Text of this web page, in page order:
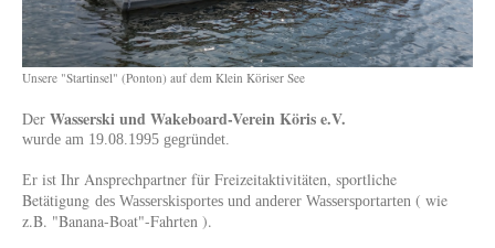
Unsere "Startinsel" (Ponton) auf dem Klein Köriser See
Der Wasserski und Wakeboard-Verein Köris e.V.
wurde am 19.08.1995 gegründet.
Er ist Ihr Ansprechpartner für Freizeitaktivitäten, sportliche
Betätigung des Wasserskisportes und anderer Wassersportarten ( wie
z.B. "Banana-Boat"-Fahrten ).